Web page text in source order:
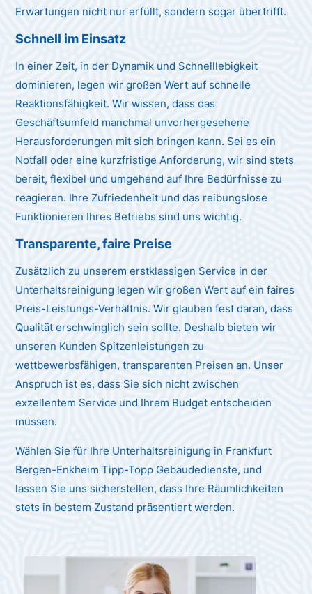
Erwartungen nicht nur erfüllt, sondern sogar übertrifft.
Schnell im Einsatz
In einer Zeit, in der Dynamik und Schnelllebigkeit
dominieren, legen wir großen Wert auf schnelle
Reaktionsfähigkeit. Wir wissen, dass das
Geschäftsumfeld manchmal unvorhergesehene
Herausforderungen mit sich bringen kann. Sei es ein
Notfall oder eine kurzfristige Anforderung, wir sind stets
bereit, flexibel und umgehend auf Ihre Bedürfnisse zu
reagieren. Ihre Zufriedenheit und das reibungslose
Funktionieren Ihres Betriebs sind uns wichtig.
Transparente, faire Preise
Zusätzlich zu unserem erstklassigen Service in der
Unterhaltsreinigung legen wir großen Wert auf ein faires
Preis-Leistungs-Verhältnis. Wir glauben fest daran, dass
Qualität erschwinglich sein sollte. Deshalb bieten wir
unseren Kunden Spitzenleistungen zu
wettbewerbsfähigen, transparenten Preisen an. Unser
Anspruch ist es, dass Sie sich nicht zwischen
exzellentem Service und Ihrem Budget entscheiden
müssen.
Wählen Sie für Ihre Unterhaltsreinigung in Frankfurt
Bergen-Enkheim Tipp-Topp Gebäudedienste, und
lassen Sie uns sicherstellen, dass Ihre Räumlichkeiten
stets in bestem Zustand präsentiert werden.